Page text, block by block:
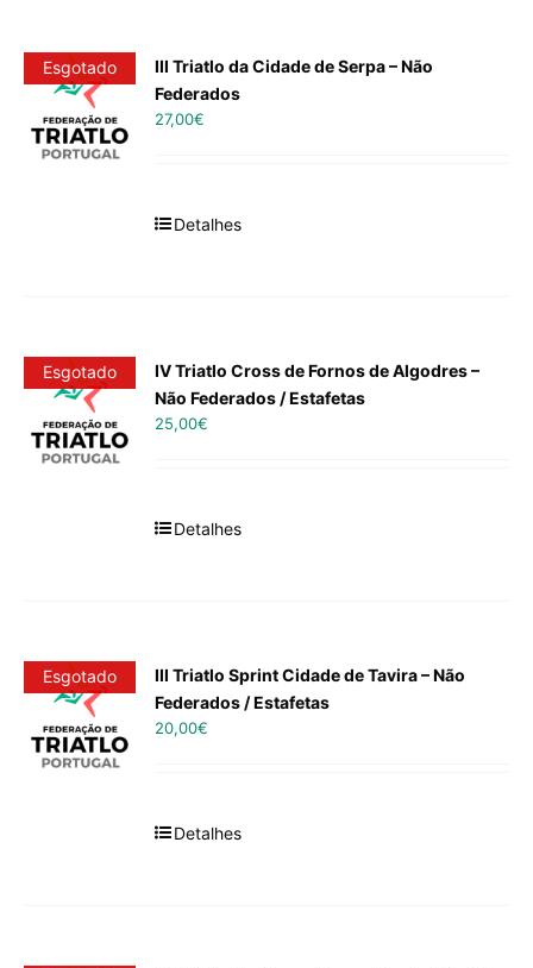
Esgotado
III Triatlo da Cidade de Serpa – Não
Federados
27,00€
Detalhes
Esgotado
IV Triatlo Cross de Fornos de Algodres –
Não Federados / Estafetas
25,00€
Detalhes
Esgotado
III Triatlo Sprint Cidade de Tavira – Não
Federados / Estafetas
20,00€
Detalhes